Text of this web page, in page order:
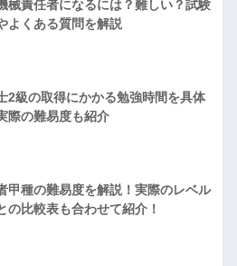
械責任者になるには？難しい？試験
よくある質問を解説
2級の取得にかかる勉強時間を具体
際の難易度も紹介
甲種の難易度を解説！実際のレベル
の比較表も合わせて紹介！